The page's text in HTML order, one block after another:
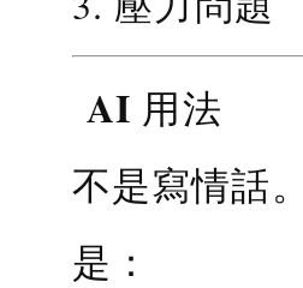
AI 用法
不是寫情話。
是：